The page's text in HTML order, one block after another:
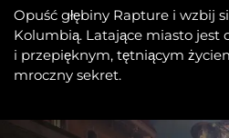
Opuść głębiny Rapture i wzbij
Kolumbią. Latające miasto
i przepięknym, tętniącym
mroczny sekret.